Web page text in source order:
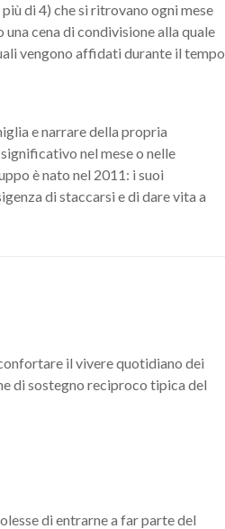
di 4) che si ritrovano ogni mese
cena di condivisione alla quale
vengono affidati durante il tempo
e narrare della propria
nel mese o nelle
è nato nel 2011: i suoi
di staccarsi e di dare vita a
il vivere quotidiano dei
di sostegno reciproco tipica del
di entrarne a far parte del